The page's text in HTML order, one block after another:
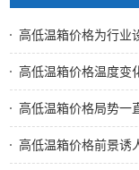
高低温箱价格为行业
高低温箱价格温度变
高低温箱价格局势一
高低温箱价格前景诱